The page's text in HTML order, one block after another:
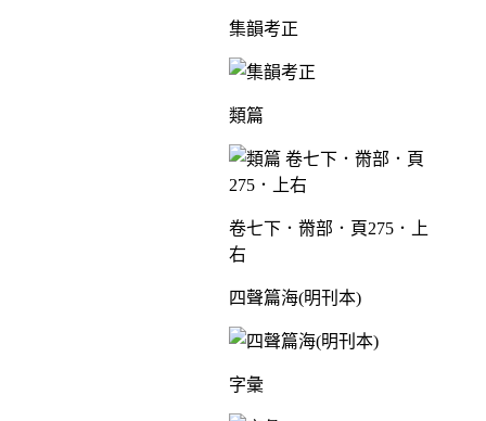
集韻考正
類篇
卷七下．黹部．頁275．上
右
四聲篇海(明刊本)
字彙